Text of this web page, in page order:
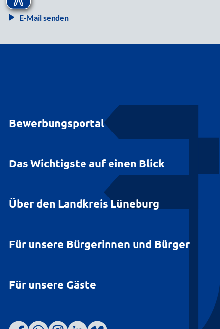
E-Mail senden
Bewerbungsportal
Das Wichtigste auf einen Blick
Über den Landkreis Lüneburg
Für unsere Bürgerinnen und Bürger
Für unsere Gäste